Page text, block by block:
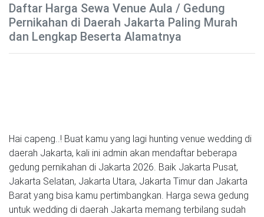
Daftar Harga Sewa Venue Aula / Gedung
Pernikahan di Daerah Jakarta Paling Murah
dan Lengkap Beserta Alamatnya
Hai capeng..! Buat kamu yang lagi hunting venue wedding di
daerah Jakarta, kali ini admin akan mendaftar beberapa
gedung pernikahan di Jakarta 2026. Baik Jakarta Pusat,
Jakarta Selatan, Jakarta Utara, Jakarta Timur dan Jakarta
Barat yang bisa kamu pertimbangkan. Harga sewa gedung
untuk wedding di daerah Jakarta memang terbilang sudah